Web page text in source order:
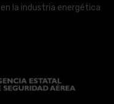
en la industria energética